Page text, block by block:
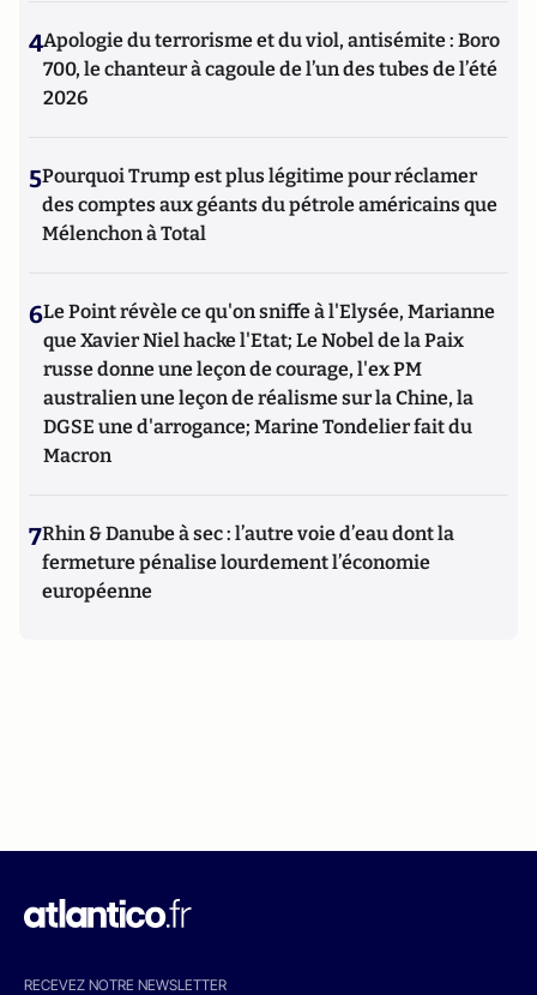
4Apologie du terrorisme et du viol, antisémite : Boro
700, le chanteur à cagoule de l’un des tubes de l’été
2026
5Pourquoi Trump est plus légitime pour réclamer
des comptes aux géants du pétrole américains que
Mélenchon à Total
6Le Point révèle ce qu'on sniffe à l'Elysée, Marianne
que Xavier Niel hacke l'Etat; Le Nobel de la Paix
russe donne une leçon de courage, l'ex PM
australien une leçon de réalisme sur la Chine, la
DGSE une d'arrogance; Marine Tondelier fait du
Macron
7Rhin & Danube à sec : l’autre voie d’eau dont la
fermeture pénalise lourdement l’économie
européenne
RECEVEZ NOTRE NEWSLETTER